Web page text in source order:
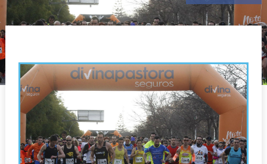
Valencia en deporte ▼
Reservas
never stop